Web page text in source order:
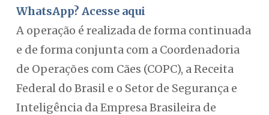
WhatsApp? Acesse aqui
A operação é realizada de forma continuada
e de forma conjunta com a Coordenadoria
de Operações com Cães (COPC), a Receita
Federal do Brasil e o Setor de Segurança e
Inteligência da Empresa Brasileira de